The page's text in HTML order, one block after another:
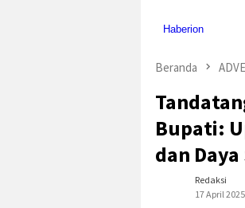
Beranda
Bupati:
dan
Redaksi
17 April 2025